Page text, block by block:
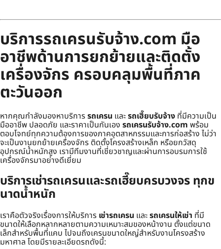
บริการรถเครนรับจ้าง.com มือ
อาชีพด้านการยกย้ายและติดตั้ง
เครื่องจักร ครอบคลุมพื้นที่ภาค
ตะวันออก
หากคุณกำลังมองหาบริการรถเครน และรถเฮี๊ยบรับจ้าง ที่มีความเป็น
มืออาชีพ ปลอดภัย และราคาเป็นกันเอง รถเครนรับจ้าง.com พร้อม
ตอบโจทย์ทุกความต้องการของภาคอุตสาหกรรมและการก่อสร้าง ไม่ว่า
จะเป็นงานยกย้ายเครื่องจักร ติดตั้งโครงสร้างเหล็ก หรือยกวัสดุ
อุปกรณ์น้ำหนักสูง เรามีทีมงานที่เชี่ยวชาญและผ่านการอบรมการใช้
เครื่องจักรมาอย่างดีเยี่ยม
บริการเช่ารถเครนและรถเฮี๊ยบครบวงจร ทุกข
นาดน้ำหนัก
เราคือตัวจริงเรื่องการให้บริการ เช่ารถเครน และรถเครนให้เช่า ที่มี
ขนาดให้เลือกหลากหลายตามความเหมาะสมของหน้างาน ตั้งแต่ขนาด
เล็กสำหรับพื้นที่แคบ ไปจนถึงเครนขนาดใหญ่สำหรับงานโครงสร้าง
มหาศาล โดยมีรายละเอียดรถดังนี้: